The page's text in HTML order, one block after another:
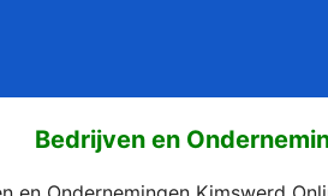
Bedrijven en